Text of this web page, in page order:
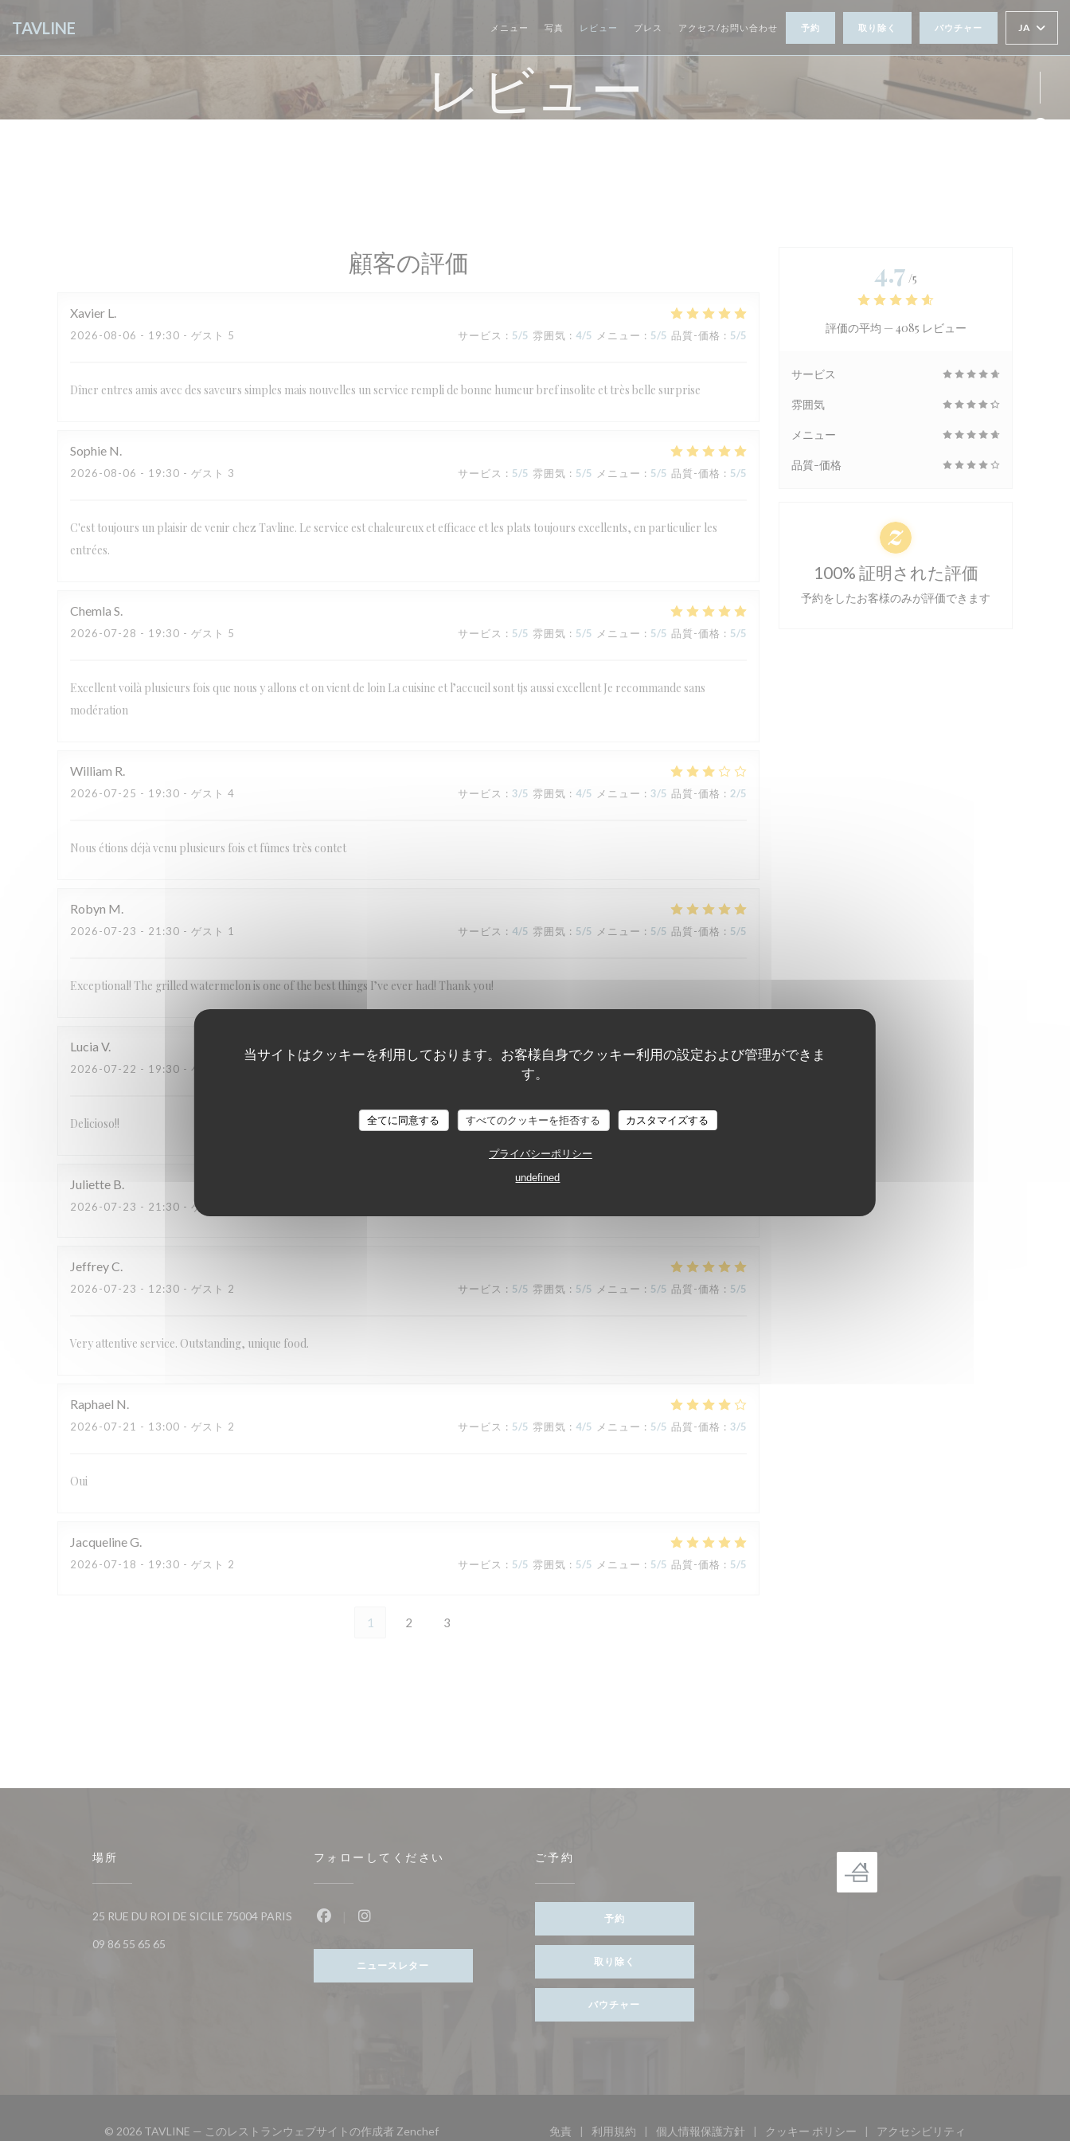
当サイトはクッキーを利用しております。お客様自身でクッキー利用の設定および管理ができま
す。
全てに同意する すべてのクッキーを拒否する カスタマイズする
プライバシーポリシー
undefined
TAVLINE メニュー 写真 レビュー プレス アクセス/お問い合わせ 予約 取り除く バウチャー JA
レビュー
顧客の評価
Xavier L
2026-08-06 - 19:30 - ゲスト 5 サービス : 5/5 雰囲気 : 4/5 メニュー : 5/5 品質-価格 : 5/5
Dîner entres amis avec des saveurs simples mais nouvelles un service rempli de bonne humeur bref insolite et très belle surprise
Sophie N
2026-08-06 - 19:30 - ゲスト 3 サービス : 5/5 雰囲気 : 5/5 メニュー : 5/5 品質-価格 : 5/5
C'est toujours un plaisir de venir chez Tavline. Le service est chaleureux et efficace et les plats toujours excellents, en particulier les
entrées.
Chemla S
2026-07-28 - 19:30 - ゲスト 5 サービス : 5/5 雰囲気 : 5/5 メニュー : 5/5 品質-価格 : 5/5
Excellent voilà plusieurs fois que nous y allons et on vient de loin La cuisine et l’accueil sont tjs aussi excellent Je recommande sans
modération
William R
2026-07-25 - 19:30 - ゲスト 4 サービス : 3/5 雰囲気 : 4/5 メニュー : 3/5 品質-価格 : 2/5
Nous étions déjà venu plusieurs fois et fûmes très contet
Robyn M
2026-07-23 - 21:30 - ゲスト 1 サービス : 4/5 雰囲気 : 5/5 メニュー : 5/5 品質-価格 : 5/5
Exceptional! The grilled watermelon is one of the best things I’ve ever had! Thank you!
Lucia V
2026-07-22 - 19:30 - ゲスト 2 /5 雰囲気
Delicioso!!
Juliette B
2026-07-23 - 21:30 - ゲスト 4
JeffreyC
2026-07-23 - 12:30 - ゲスト 2 サービス : 5/5 雰囲気 : 5/5 メニュー : 5/5 品質-価格 : 5/5
Very attentive service. Outstanding, unique food.
Raphael N
2026-07-21 - 13:00 - ゲスト 2 サービス : 5/5 雰囲気 : 4/5 メニュー : 5/5 品質-価格 : 3/5
Oui
JacquelineG
2026-07-18 - 19:30 - ゲスト 2 サービス : 5/5 雰囲気 : 5/5 メニュー : 5/5 品質-価格 : 5/5
1 2 3
4.7 /5
評価の平均 — 4085 レビュー
サービス
雰囲気
メニュー
品質-価格
100% 証明された評価
予約をしたお客様のみが評価できます
場所
25 RUE DU ROI DE SICILE 75004 PARIS((新しいウィンドウで開きます))
09 86 55 65 65
フォローしてください
Instagram ((新しいウィンドウで開きます))
ニュースレター
ご予約
予約
取り除く
バウチャー
© 2026 TAVLINE — このレストランウェブサイトの作成者 Zenchef((新しいウィンドウで開きます))
免責 利用規約 個人情報保護方針 クッキー ポリシー アクセシビリティ
TAVLINE